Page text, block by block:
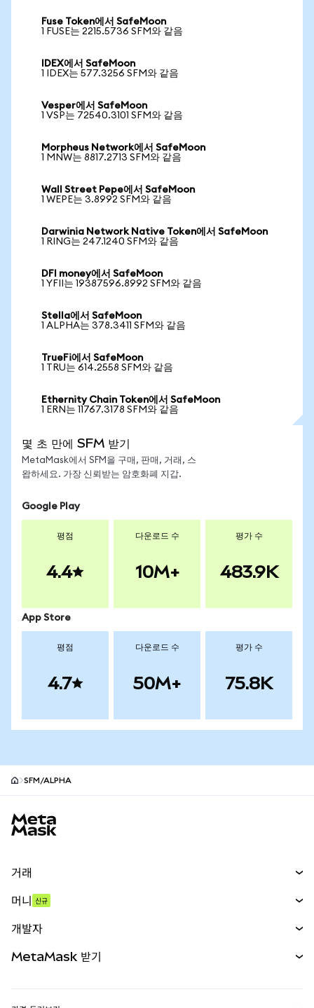
Fuse Token에서 SafeMoon
1 FUSE는 2215.5736 SFM와 같음
IDEX에서 SafeMoon
1 IDEX는 577.3256 SFM와 같음
Vesper에서 SafeMoon
1 VSP는 72540.3101 SFM와 같음
Morpheus Network에서 SafeMoon
1 MNW는 8817.2713 SFM와 같음
Wall Street Pepe에서 SafeMoon
1 WEPE는 3.8992 SFM와 같음
Darwinia Network Native Token에서 SafeMoon
1 RING는 247.1240 SFM와 같음
DFI money에서 SafeMoon
1 YFII는 19387596.8992 SFM와 같음
Stella에서 SafeMoon
1 ALPHA는 378.3411 SFM와 같음
TrueFi에서 SafeMoon
1 TRU는 614.2558 SFM와 같음
Ethernity Chain Token에서 SafeMoon
1 ERN는 11767.3178 SFM와 같음
몇 초 만에 SFM 받기
MetaMask에서 SFM을 구매, 판매, 거래, 스
왑하세요. 가장 신뢰받는 암호화폐 지갑.
Google Play
평점
4.4
다운로드 수
10M+
평가 수
483.9K
App Store
평점
4.7
다운로드 수
50M+
평가 수
75.8K
SFM/ALPHA
거래
무기한 선물
실물자산
머니 신규
개발자
MetaMask 받기